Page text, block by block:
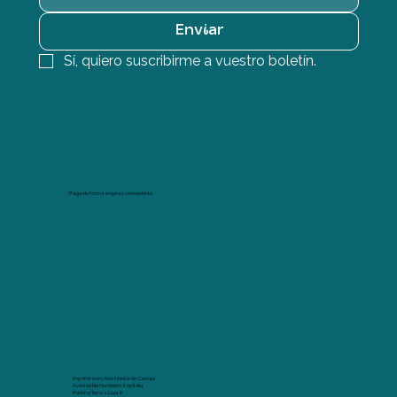
Enviar
Sí, quiero suscribirme a vuestro boletín.
Paga de forma segura y conveniente.
Imprimir com Arte Marina de Cascais
Avenida Rei Humberto II de Italia
Parking Terra -1 Loja 8